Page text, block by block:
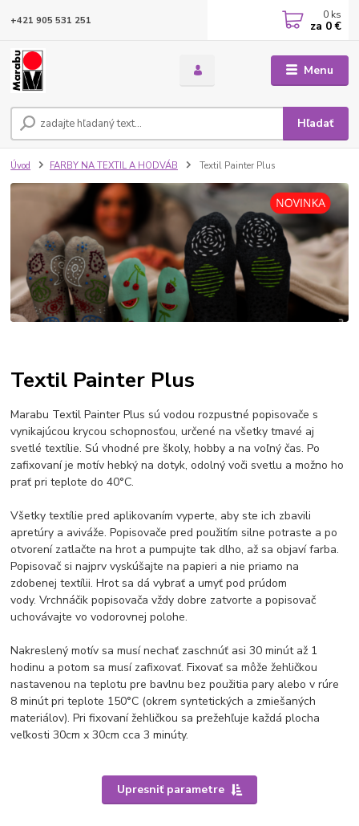
Menu
Hľadať
+421 905 531 251 0 ks
za 0 €
Úvod FARBY NA TEXTIL A HODVÁB Textil Painter Plus
Textil Painter Plus
Marabu Textil Painter Plus sú vodou rozpustné popisovače s
vynikajúcou krycou schopnosťou, určené na všetky tmavé aj
svetlé textílie. Sú vhodné pre školy, hobby a na voľný čas. Po
zafixovaní je motív hebký na dotyk, odolný voči svetlu a možno ho
prať pri teplote do 40°C.
Všetky textílie pred aplikovaním vyperte, aby ste ich zbavili
apretúry a aviváže. Popisovače pred použitím silne potraste a po
otvorení zatlačte na hrot a pumpujte tak dlho, až sa objaví farba.
Popisovač si najprv vyskúšajte na papieri a nie priamo na
zdobenej textílii. Hrot sa dá vybrať a umyť pod prúdom
vody. Vrchnáčik popisovača vždy dobre zatvorte a popisovač
uchovávajte vo vodorovnej polohe.
Nakreslený motív sa musí nechať zaschnúť asi 30 minút až 1
hodinu a potom sa musí zafixovať. Fixovať sa môže žehličkou
nastavenou na teplotu pre bavlnu bez použitia pary alebo v rúre
8 minút pri teplote 150°C (okrem syntetických a zmiešaných
materiálov). Pri fixovaní žehličkou sa prežehľuje každá plocha
veľkosti 30cm x 30cm cca 3 minúty.
Upresniť parametre